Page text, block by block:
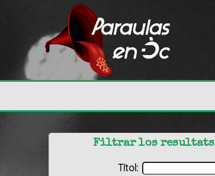
Filtrar los resultats
Títol: